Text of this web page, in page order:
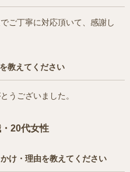
ご丁寧に対応頂いて、感謝し
教えてください
うございました。
20代女性
け・理由を教えてください